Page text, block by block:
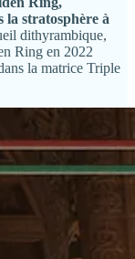
la stratosphère à
dithyrambique,
Ring en 2022
la matrice Triple